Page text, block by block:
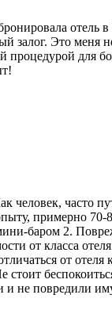
залог. Это меня
процедурой для
человек, часто
примерно 70-
баром 2.
от класса
от
не повредили